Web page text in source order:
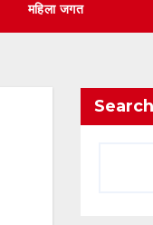
महिला जगत
Search